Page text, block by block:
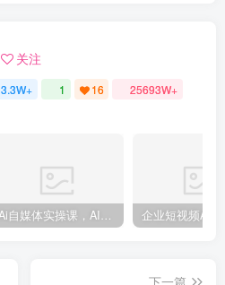
关注
3.3W+ 1 16 25693W+
Ai自媒体实操课，AI打造自媒体爆款内容
下一篇